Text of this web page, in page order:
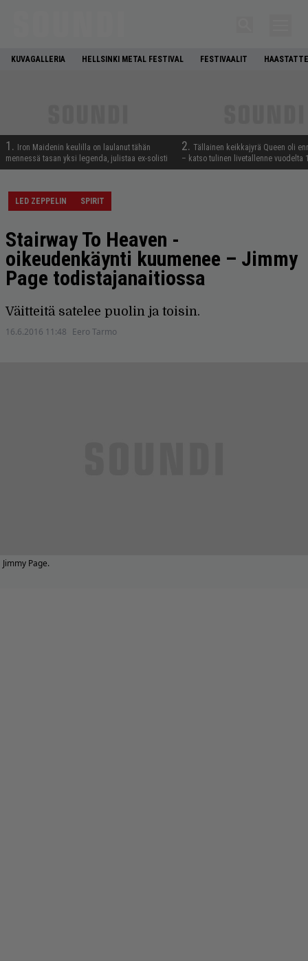
KUVAGALLERIA HELLSINKI METAL FESTIVAL FESTIVAALIT
1.
Iron Maidenin keulilla on laulanut tähän
mennessä tasan yksi legenda, julistaa ex-solisti
2. Tällainen keikkajyrä Queen oli
– katso tulinen livetallenne vuodelta
LED ZEPPELIN SPIRIT
Stairway To Heaven -
oikeudenkäynti kuumenee – Jimmy
Page todistajanaitiossa
Väitteitä satelee puolin ja toisin.
16.6.2016 11:48 Eero Tarmo
Jimmy Page.